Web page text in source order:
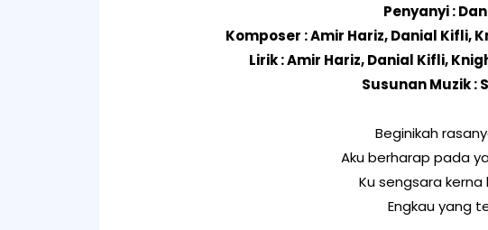
Penyanyi :
Komposer : Amir Hariz, Danial Kifli,
Lirik : Amir Hariz, Danial Kifli,
Susunan Muzik :
Beginikah
Aku berharap pada
Ku sengsara
Engkau yang